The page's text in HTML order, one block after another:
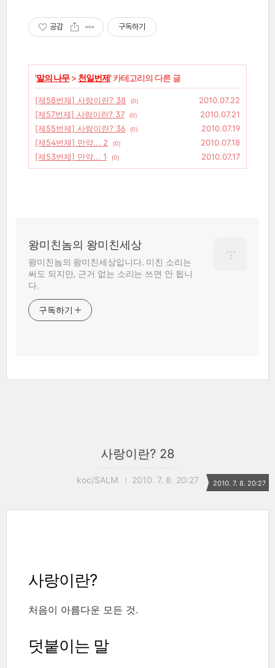
공감 구독하기
'말의 나무> 천일번제' 카테고리의 다른 글
[제58번제] 사랑이란? 38 (0)
2010.07.22
[제57번제] 사랑이란? 37
(0)
2010.07.21
[제55번제] 사랑이란? 36
(0)
2010.07.19
[제54번제] 만약... 2
(0)
2010.07.18
[제53번제] 만약... 1
(0) 2010.07.17
왕미친놈의 왕미친세상
왕미친놈의 왕미친세상입니다. 미친 소리는
써도 되지만, 근거 없는 소리는 쓰면 안 됩니
다.
구독하기
사랑이란? 28
koc/SALM 2010. 7. 8. 20:27 2010. 7. 8. 20:27
사랑이란?
처음이 아름다운 모든 것.
덧붙이는 말